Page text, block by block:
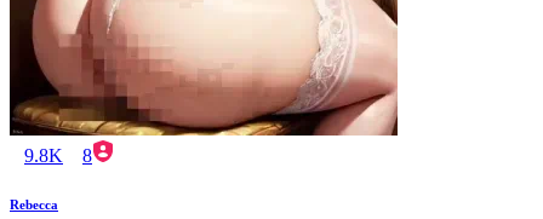
9.8K 8
Rebecca